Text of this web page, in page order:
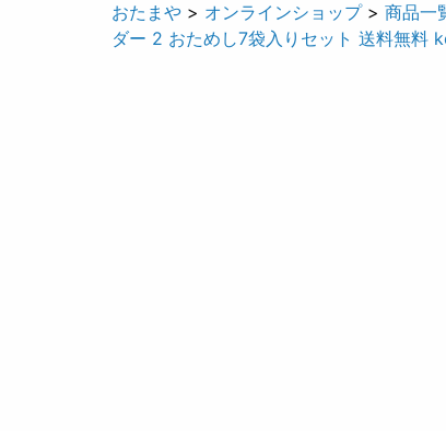
おたまや > オンラインショップ> 商品一
ダー 2 おためし7袋入りセット 送料無料